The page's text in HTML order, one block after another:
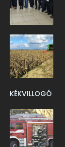
KÉKVILLOGÓ